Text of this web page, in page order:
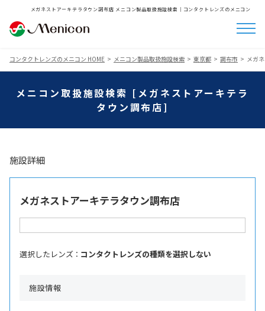
メガネストアーキテラタウン調布店 メニコン製品取扱施設検索│コンタクトレンズのメニコン
コンタクトレンズのメニコン HOME メニコン製品取扱施設検索 東京都 調布市 メガ
メニコン取扱施設検索 [メガネストアーキテラ
タウン調布店]
施設詳細
メガネストアーキテラタウン調布店
選択したレンズ ： コンタクトレンズの種類を選択しない
施設情報